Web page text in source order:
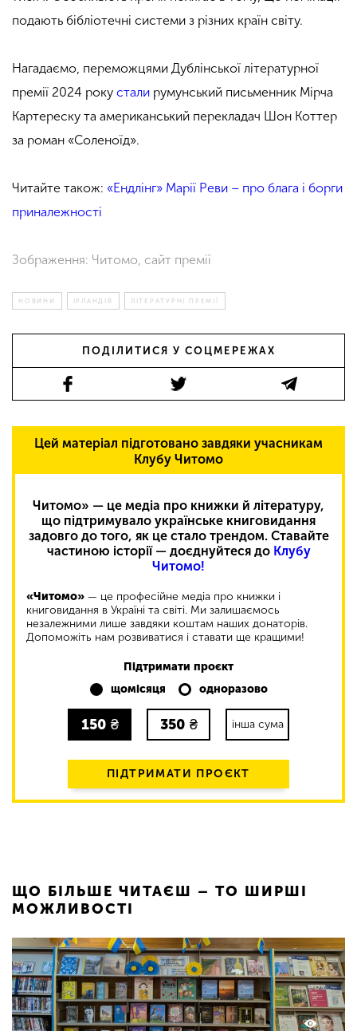
подають бібліотечні системи з різних країн світу.
Нагадаємо, переможцями Дублінської літературної
премії 2024 року стали румунський письменник Мірча
Картереску та американський перекладач Шон Коттер
за роман «Соленоїд».
Читайте також: «Ендлінг» Марії Реви – про блага і борги
приналежності
Зображення: Читомо, сайт премії
НОВИНИ ІРЛАНДІЯ ЛІТЕРАТУРНІ ПРЕМІЇ
ПОДІЛИТИСЯ У СОЦМЕРЕЖАХ
Цей матеріал підготовано завдяки учасникам
Клубу Читомо
Читомо» — це медіа про книжки й літературу,
що підтримувало українське книговидання
задовго до того, як це стало трендом. Ставайте
частиною історії — доєднуйтеся до Клубу
Читомо!
«Читомо» — це професійне медіа про книжки і
книговидання в Україні та світі. Ми залишаємось
незалежними лише завдяки коштам наших донаторів.
Допоможіть нам розвиватися і ставати ще кращими!
Підтримати проєкт
щомісяця
одноразово
150 ₴ 350 ₴ інша сума
ПІДТРИМАТИ ПРОЄКТ
ЩО БІЛЬШЕ ЧИТАЄШ – ТО ШИРШІ
МОЖЛИВОСТІ
37